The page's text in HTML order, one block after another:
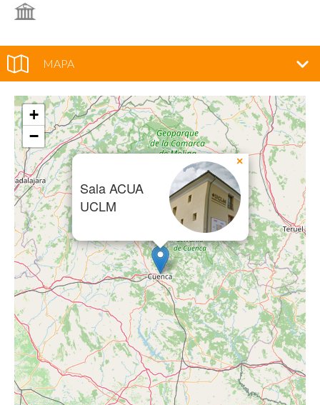
MAPA
Sala ACUA
UCLM
×
+
−